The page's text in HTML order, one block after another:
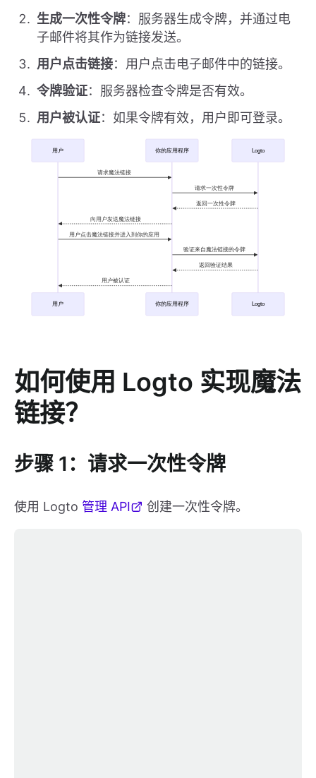
生成一次性令牌：服务器生成令牌，并通过电
子邮件将其作为链接发送。
用户点击链接：用户点击电子邮件中的链接。
令牌验证：服务器检查令牌是否有效。
用户被认证：如果令牌有效，用户即可登录。
如何使用 Logto 实现魔法
链接？
步骤 1：请求一次性令牌
使用 Logto 管理 API 创建一次性令牌。